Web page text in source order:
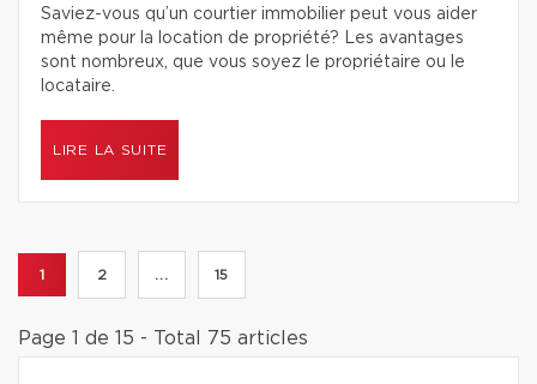
Saviez-vous qu’un courtier immobilier peut vous aider
même pour la location de propriété? Les avantages
sont nombreux, que vous soyez le propriétaire ou le
locataire.
LIRE LA SUITE
1 2 ... 15
Page 1 de 15 - Total 75 articles